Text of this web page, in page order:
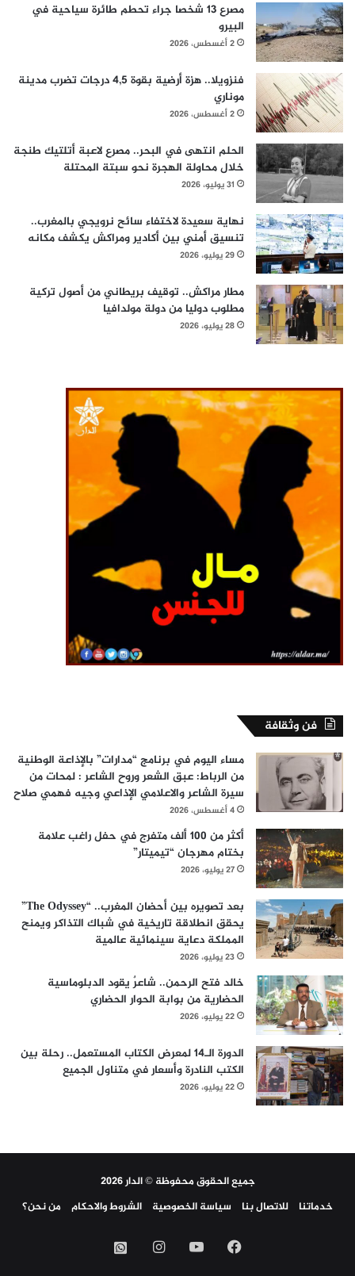
مصرع 13 شخصا جراء تحطم طائرة سياحية في
البيرو
2 أغسطس، 2026
فنزويلا.. هزة أرضية بقوة 4,5 درجات تضرب مدينة
موناري
2 أغسطس، 2026
الحلم انتهى في البحر.. مصرع لاعبة أتلتيك طنجة
خلال محاولة الهجرة نحو سبتة المحتلة
31 يوليو، 2026
نهاية سعيدة لاختفاء سائح نرويجي بالمغرب..
تنسيق أمني بين أكادير ومراكش يكشف مكانه
29 يوليو، 2026
مطار مراكش.. توقيف بريطاني من أصول تركية
مطلوب دوليا من دولة مولدافيا
28 يوليو، 2026
فن وثقافة
مساء اليوم في برنامج “مدارات” بالإذاعة الوطنية
من الرباط: عبق الشعر وروح الشاعر : لمحات من
سيرة الشاعر والاعلامي الإذاعي وجيه فهمي صلاح
4 أغسطس، 2026
أكثر من 100 ألف متفرج في حفل راغب علامة
بختام مهرجان “تيميتار”
27 يوليو، 2026
بعد تصويره بين أحضان المغرب.. “The Odyssey”
يحقق انطلاقة تاريخية في شباك التذاكر ويمنح
المملكة دعاية سينمائية عالمية
23 يوليو، 2026
خالد فتح الرحمن.. شاعرٌ يقود الدبلوماسية
الحضارية من بوابة الحوار الحضاري
22 يوليو، 2026
الدورة الـ14 لمعرض الكتاب المستعمل.. رحلة بين
الكتب النادرة وأسعار في متناول الجميع
22 يوليو، 2026
جميع الحقوق محفوظة © الدار 2026
خدماتنا
للاتصال بنا سياسة الخصوصية الشروط والاحكام من نحن؟
فيسبوك‫YouTubeانستقرامواتساب